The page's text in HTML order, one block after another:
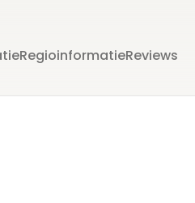
RegioinformatieReviews